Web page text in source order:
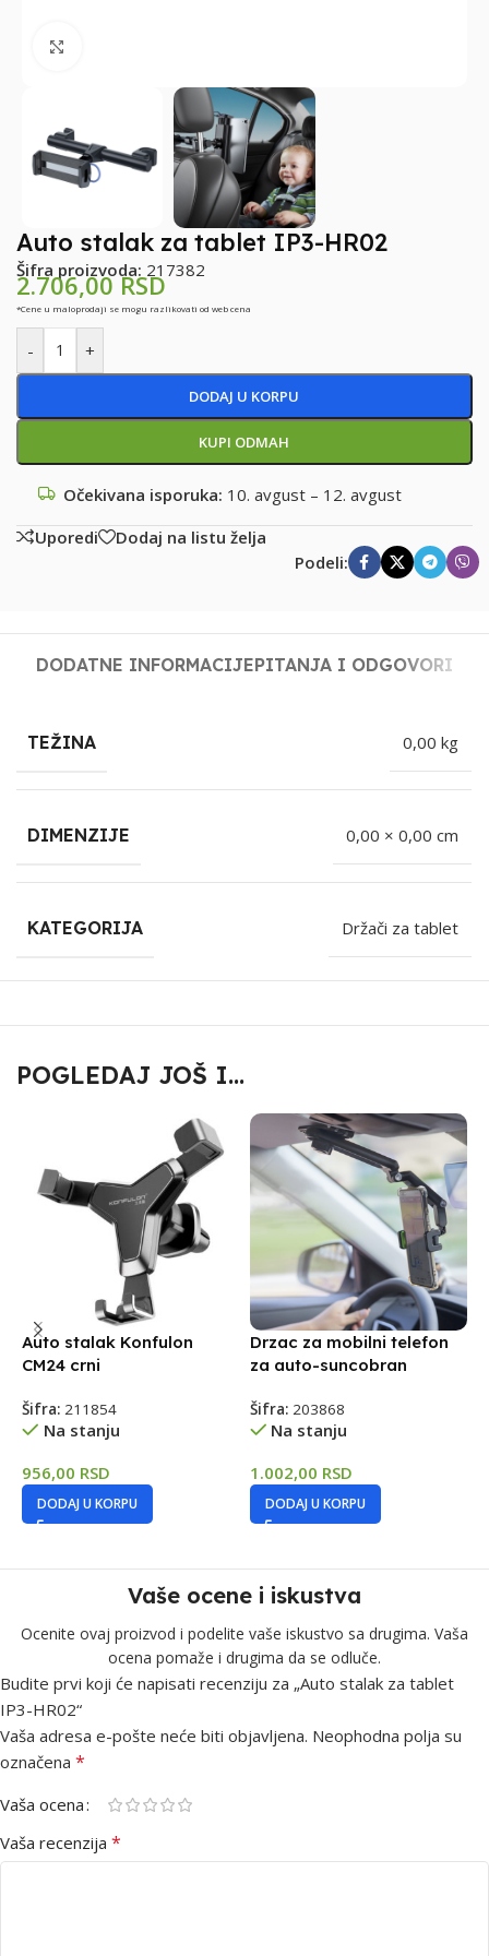
Auto stalak za tablet IP3-HR02
Šifra proizvoda: 217382
2.706,00RSD
*Cene u maloprodaji se mogu razlikovati od web cena
- +
DODAJ U KORPU
KUPI ODMAH
Očekivana isporuka: 10. avgust – 12. avgust
Uporedi
Dodaj na listu želja
Podeli:
DODATNE INFORMACIJEPITANJA I ODGOVORI
TEŽINA 0,00 kg
DIMENZIJE 0,00 × 0,00 cm
KATEGORIJA Držači za tablet
POGLEDAJ JOŠ I...
Auto stalak Konfulon
CM24 crni
Šifra: 211854
Na stanju
956,00 RSD
DODAJ U KORPU
Drzac za mobilni telefon
za auto-suncobran
Šifra: 203868
Na stanju
1.002,00 RSD
DODAJ U KORPU
Vaše ocene i iskustva
Ocenite ovaj proizvod i podelite vaše iskustvo sa drugima. Vaša
ocena pomaže i drugima da se odluče.
Budite prvi koji će napisati recenziju za „Auto stalak za tablet
IP3-HR02“
Vaša adresa e-pošte neće biti objavljena. Neophodna polja su
označena *
Vaša ocena
Vaša recenzija *